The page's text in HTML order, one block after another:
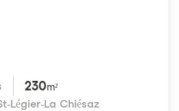
230m²
Légier-La Chiésaz